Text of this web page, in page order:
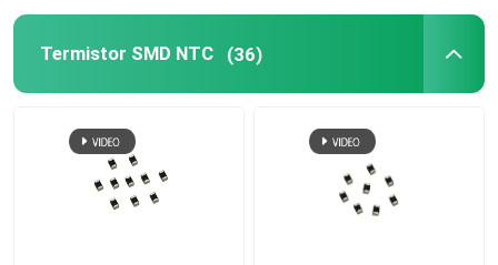
Termistor SMD NTC (36)